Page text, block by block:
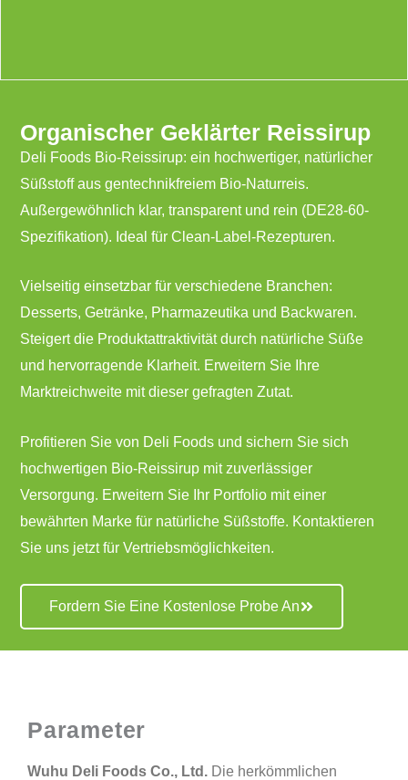
Organischer Geklärter Reissirup
Deli Foods Bio-Reissirup: ein hochwertiger, natürlicher
Süßstoff aus gentechnikfreiem Bio-Naturreis.
Außergewöhnlich klar, transparent und rein (DE28-60-
Spezifikation). Ideal für Clean-Label-Rezepturen.
Vielseitig einsetzbar für verschiedene Branchen:
Desserts, Getränke, Pharmazeutika und Backwaren.
Steigert die Produktattraktivität durch natürliche Süße
und hervorragende Klarheit. Erweitern Sie Ihre
Marktreichweite mit dieser gefragten Zutat.
Profitieren Sie von Deli Foods und sichern Sie sich
hochwertigen Bio-Reissirup mit zuverlässiger
Versorgung. Erweitern Sie Ihr Portfolio mit einer
bewährten Marke für natürliche Süßstoffe. Kontaktieren
Sie uns jetzt für Vertriebsmöglichkeiten.
Fordern Sie Eine Kostenlose Probe An
Parameter
Wuhu Deli Foods Co., Ltd. Die herkömmlichen